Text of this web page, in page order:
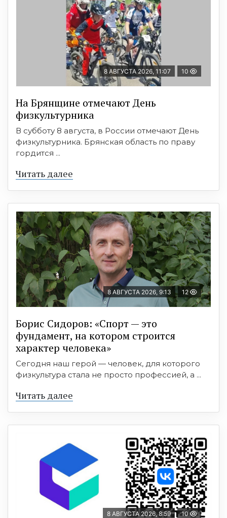
8 АВГУСТА 2026, 11:07 10
На Брянщине отмечают День
физкультурника
В субботу 8 августа, в России отмечают День
физкультурника. Брянская область по праву
гордится ...
Читать далее
8 АВГУСТА 2026, 9:13 12
Борис Сидоров: «Спорт — это
фундамент, на котором строится
характер человека»
Сегодня наш герой — человек, для которого
физкультура стала не просто профессией, а ...
Читать далее
8 АВГУСТА 2026, 8:59 10